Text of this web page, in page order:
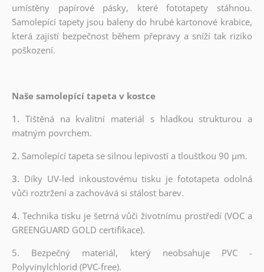
umístěny papírové pásky, které fototapety stáhnou.
Samolepící tapety jsou baleny do hrubé kartonové krabice,
která zajistí bezpečnost během přepravy a sníží tak riziko
poškození.
Naše samolepící tapeta v kostce
1. Tištěná na kvalitní materiál s hladkou strukturou a
matným povrchem.
2. Samolepící tapeta se silnou lepivostí a tloušťkou 90 µm.
3. Díky UV-led inkoustovému tisku je fototapeta odolná
vůči roztržení a zachovává si stálost barev.
4. Technika tisku je šetrná vůči životnímu prostředí (VOC a
GREENGUARD GOLD certifikace).
5. Bezpečný materiál, který neobsahuje PVC -
Polyvinylchlorid (PVC-free).